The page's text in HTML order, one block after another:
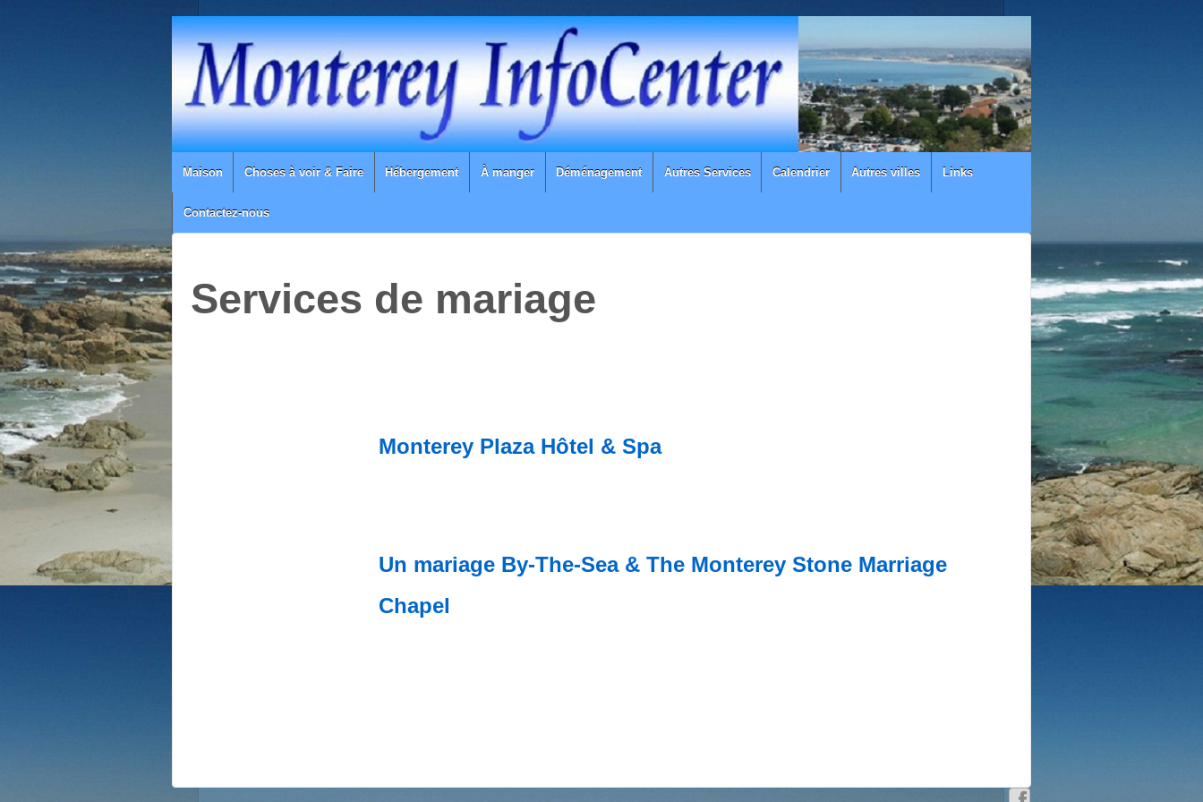
Maison Choses à voir & Faire Hébergement À manger Déménagement Autres Services Calendrier Autres villes Links
Contactez-nous
Services de mariage
Monterey Plaza Hôtel & Spa
Un mariage By-The-Sea & The Monterey Stone Marriage
Chapel